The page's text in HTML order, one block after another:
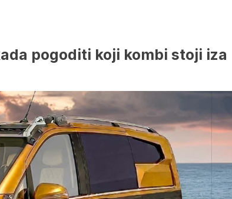
pogoditi koji kombi stoji iza